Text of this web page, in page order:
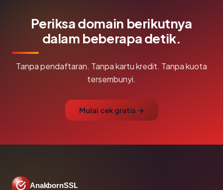
Periksa domain berikutnya
dalam beberapa detik.
Tanpa pendaftaran. Tanpa kartu kredit. Tanpa kuota
tersembunyi.
Mulai cek gratis →
AnakbornSSL